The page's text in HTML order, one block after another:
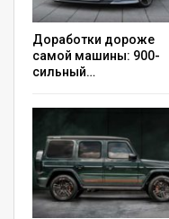
6 / 7
Chevrolet Sonic RS
7 / 7
Двигатель
Доработки дороже
самой машины: 900-
сильный…